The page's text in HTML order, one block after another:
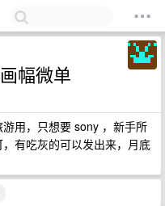
幅微单
用，只想要 sony ，新手所
有吃灰的可以发出来，月底